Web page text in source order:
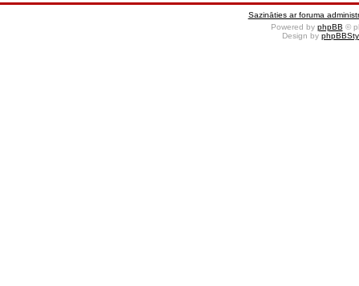
Sazināties ar foruma
Powered by phpBB ©
Design by